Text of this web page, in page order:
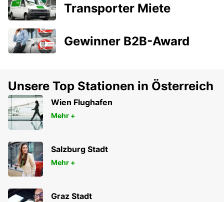
Transporter Miete
Gewinner B2B-Award
Unsere Top Stationen in Österreich
Wien Flughafen
Mehr +
Salzburg Stadt
Mehr +
Graz Stadt